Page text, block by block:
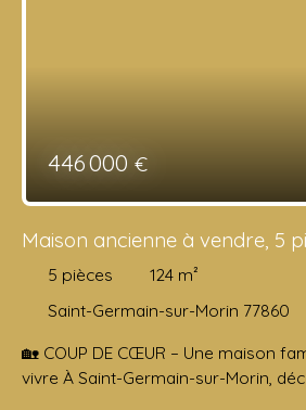
446 000 €
Maison ancienne à vendre, 5
Germain-sur-Morin 77860
5 pièces 124 m²
Saint-Germain-sur-Morin 77860
🏡 COUP DE CŒUR – Une maison
vivre À Saint-Germain-sur-Morin,